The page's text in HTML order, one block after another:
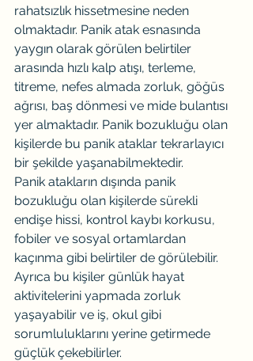
rahatsızlık hissetmesine neden
olmaktadır. Panik atak esnasında
yaygın olarak görülen belirtiler
arasında hızlı kalp atışı, terleme,
titreme, nefes almada zorluk, göğüs
ağrısı, baş dönmesi ve mide bulantısı
yer almaktadır. Panik bozukluğu olan
kişilerde bu panik ataklar tekrarlayıcı
bir şekilde yaşanabilmektedir.
Panik atakların dışında panik
bozukluğu olan kişilerde sürekli
endişe hissi, kontrol kaybı korkusu,
fobiler ve sosyal ortamlardan
kaçınma gibi belirtiler de görülebilir.
Ayrıca bu kişiler günlük hayat
aktivitelerini yapmada zorluk
yaşayabilir ve iş, okul gibi
sorumluluklarını yerine getirmede
güçlük çekebilirler.